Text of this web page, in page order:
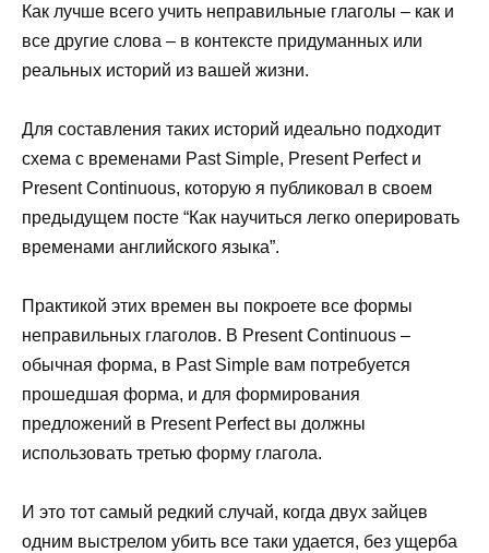
Как лучше всего учить неправильные глаголы – как и
все другие слова – в контексте придуманных или
реальных историй из вашей жизни.
Для составления таких историй идеально подходит
схема с временами Past Simple, Present Perfect и
Present Continuous, которую я публиковал в своем
предыдущем посте “Как научиться легко оперировать
временами английского языка”.
Практикой этих времен вы покроете все формы
неправильных глаголов. В Present Continuous –
обычная форма, в Past Simple вам потребуется
прошедшая форма, и для формирования
предложений в Present Perfect вы должны
использовать третью форму глагола.
И это тот самый редкий случай, когда двух зайцев
одним выстрелом убить все таки удается, без ущерба